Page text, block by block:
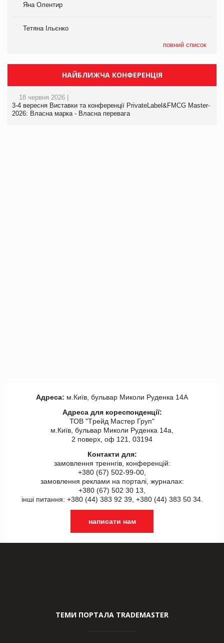
Яна Олентир
Тетяна Ільєнко
повний список
НАЙБЛИЖЧА КОНФЕРЕНЦІЯ
18 червня 2026 |
3-4 вересня Виставки та конференції PrivateLabel&FMCG Master-
2026: Власна марка - Власна перевага
Адреса: м.Київ, бульвар Миколи Руденка 14А
Адреса для кореспонденції:
ТОВ "Tрейд Мастер Груп"
м.Київ, бульвар Миколи Руденка 14а,
2 поверх, оф 121, 03194
Контакти для:
замовлення треннгів, конференцій:
+380 (67) 502-99-00,
замовлення реклами на порталі, журналах:
+380 (67) 502 30 13,
інші питання: +380 (44) 383 92 39, +380 (44) 383 50 34.
написати нам
ТЕМИ ПОРТАЛА TRADEMASTER